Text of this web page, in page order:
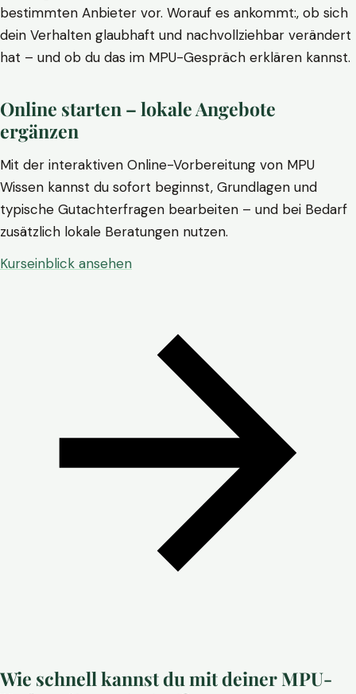
bestimmten Anbieter vor. Worauf es ankommt:, ob sich
dein Verhalten glaubhaft und nachvollziehbar verändert
hat – und ob du das im MPU-Gespräch erklären kannst.
Online starten – lokale Angebote
ergänzen
Mit der interaktiven Online-Vorbereitung von MPU
Wissen kannst du sofort beginnst, Grundlagen und
typische Gutachterfragen bearbeiten – und bei Bedarf
zusätzlich lokale Beratungen nutzen.
Kurseinblick ansehen
Wie schnell kannst du mit deiner MPU-